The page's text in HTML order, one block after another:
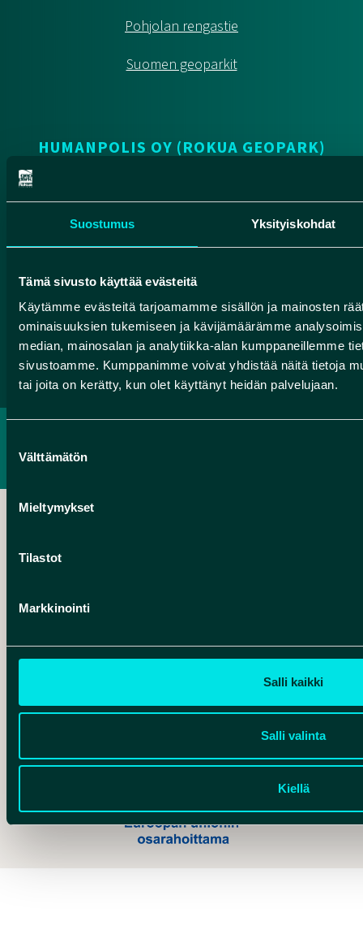
Suostumus Yksityiskohdat
Tämä sivusto käyttää evästeitä
Käytämme evästeitä tarjoamamme sisällön ja mainosten
ominaisuuksien tukemiseen ja kävijämäärämme
median, mainosalan ja analytiikka-alan kumppaneillemme
sivustoamme. Kumppanimme voivat yhdistää näitä tietoja
tai joita on kerätty, kun olet käyttänyt heidän palvelujaan.
valinta
Välttämätön
Mieltymykset
Tilastot
Markkinointi
Salli kaikki
Salli valinta
Kiellä
Pohjolan rengastie
Suomen geoparkit
HUMANPOLIS OY (ROKUA GEOPARK)
91500 Muhos
info@rokuageopark.fi
Facebook
Instagram
YouTube
Hankelogo